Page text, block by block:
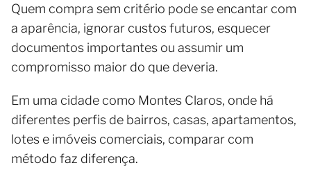
Quem compra sem critério pode se encantar com
a aparência, ignorar custos futuros, esquecer
documentos importantes ou assumir um
compromisso maior do que deveria.
Em uma cidade como Montes Claros, onde há
diferentes perfis de bairros, casas, apartamentos,
lotes e imóveis comerciais, comparar com
método faz diferença.